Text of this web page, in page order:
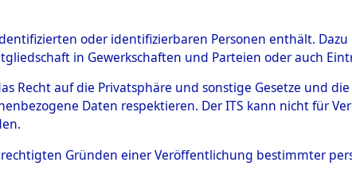
und der Routen von
die Feststellung der
und der Ort
(84628515)→0038
oder identifizierbaren Personen enthält.
in Gewerkschaften und Parteien oder auch
Recht auf die Privatsphäre und sonstige Gesetze und
Daten respektieren. Der ITS kann nicht für
Gründen einer Veröffentlichung bestimmter